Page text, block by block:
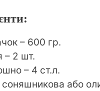
– 600 гр.
– 2 шт.
– 4 ст.л.
соняшникова або